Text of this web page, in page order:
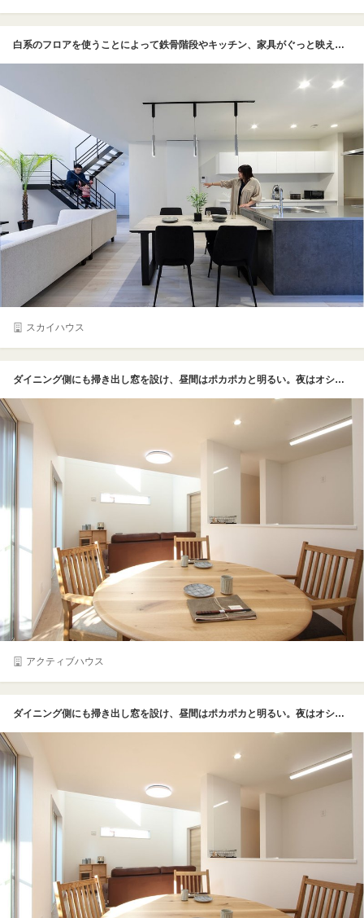
白系のフロアを使うことによって鉄骨階段やキッチン、家具がぐっと映え、ハイセンスな空間に。雰囲気にマッチしたオシャレなダウンライトも上品
スカイハウス
ダイニング側にも掃き出し窓を設け、昼間はポカポカと明るい。夜はオシャレなダウンライトが家族の団らんを照らす。対面にしたキッチンとの会話もはずみ、カウンターからお皿を運んだり、子どもたちもお手伝いしやすい
アクティブハウス
ダイニング側にも掃き出し窓を設け、昼間はポカポカと明るい。夜はオシャレなダウンライトが家族の団らんを照らす。対面にしたキッチンとの会話もはずみ、カウンターからお皿を運んだり、子どもたちもお手伝いしやすい【価格、施工例、間取り、2階、ローコスト】